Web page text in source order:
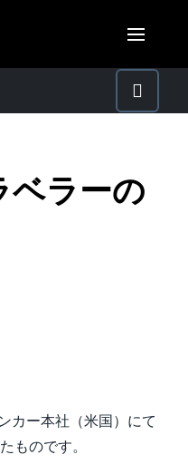
(Français)
(English)
(English)
(English)
ベラーの
カー本社（米国）にて
ものです。